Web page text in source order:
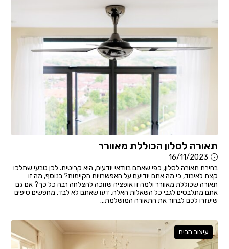
תאורה לסלון הכוללת מאוורר
16/11/2023
בחירת תאורה לסלון, כפי שאתם בוודאי יודעים, היא קריטית. לכן טבעי שתלכו
קצת לאיבוד, כי מה אתם יודיעם על האפשרויות הקיימות? בנוסף, מה זו
תאורה שכוללת מאוורר ולמה זו אופציה שזוכה להצלחה רבה כל כך? אם גם
אתם מתלבטים לגבי כל השאלות האלה, דעו שאתם לא לבד. מחפשים טיפים
שיעזרו לכם לבחור את התאורה המושלמת...
עיצוב הבית